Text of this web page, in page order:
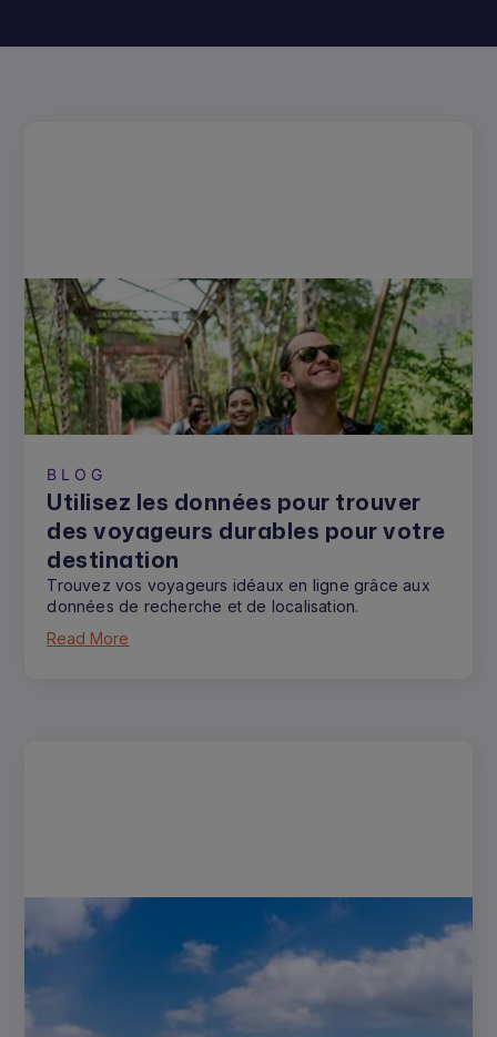
BLOG
Utilisez les données pour trouver
des voyageurs durables pour votre
destination
Trouvez vos voyageurs idéaux en ligne grâce aux
données de recherche et de localisation.
Read More